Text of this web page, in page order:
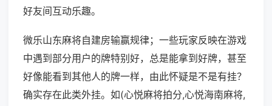
好友间互动乐趣。
微乐山东麻将自建房输赢规律；一些玩家反映在游戏
中遇到部分用户的牌特别好，总是能拿到好牌，甚至
好像能看到其他人的牌一样，由此怀疑是不是有挂？
确实存在此类外挂。如(心悦麻将拍分,心悦海南麻将,